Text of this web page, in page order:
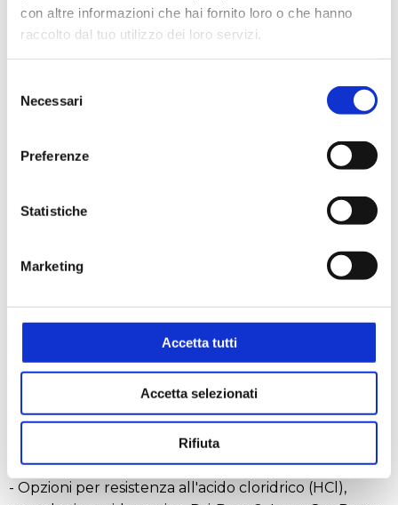
con altre informazioni che hai fornito loro o che hanno
raccolto dal tuo utilizzo dei loro servizi.
delNecessari
Preferenze
Statistiche
Marketing
Accetta tutti
Accetta selezionati
Rifiuta
Requisiti di alimentazione del gas inerte
Portata (nominale): 50 litri/min @ STP
Go" con programmazione manuale e automatica
- Due modelli, HT-6 e HT-12, pronti a soddisfare le
- Risparmia prezioso spazio nella cappa aspirante: il
condensatore integrato riduce l'ingombro
complessivo del sistema.
- Opzioni per resistenza all'acido cloridrico (HCl),